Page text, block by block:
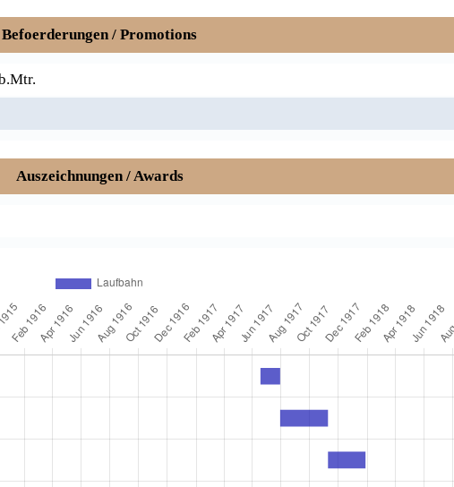
Befoerderungen / Promotions
Auszeichnungen / Awards